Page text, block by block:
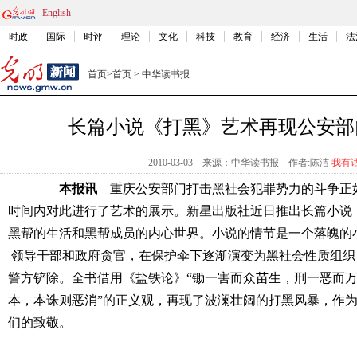
English
时政 国际 时评 理论 文化 科技 教育 经济 生活
首页>首页 > 中华读书报
长篇小说《打黑》艺术再现公安
2010-03-03 来源：中华读书报 作者:陈洁 我有
本报讯 重庆公安部门打击黑社会犯罪势力的斗争
时间内对此进行了艺术的展示。新星出版社近日推出长篇小
黑帮的生活和黑帮成员的内心世界。小说的情节是一个落魄
领导干部和政府贪官，在保护伞下逐渐演变为黑社会性质组织
警方铲除。全书借用《盐铁论》“锄一害而众苗生，刑一恶而
本，本诛则恶消”的正义观，再现了波澜壮阔的打黑风暴，作
们的致敬。